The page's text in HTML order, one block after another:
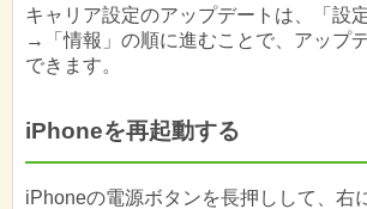
キャリア設定のアップデートは、「設
→「情報」の順に進むことで、アップ
できます。
iPhoneを再起動する
iPhoneの電源ボタンを長押しして、右